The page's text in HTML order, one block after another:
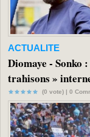
ACTUALITE
Diomaye - Sonko
trahisons »
(0 vote) | 0